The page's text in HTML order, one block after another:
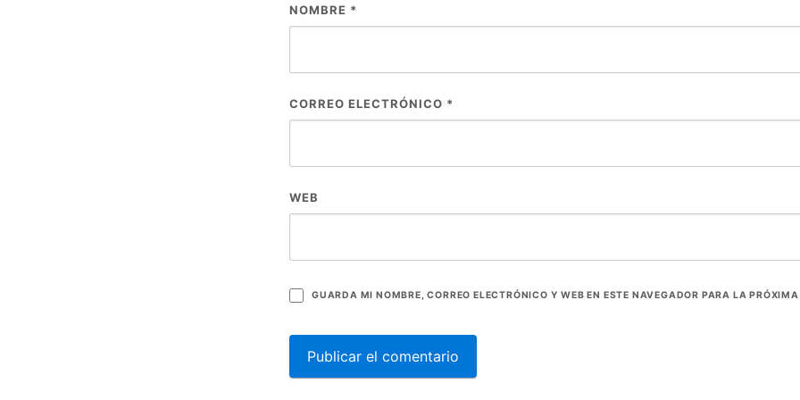
NOMBRE *
CORREO ELECTRÓNICO *
WEB
GUARDA MI NOMBRE, CORREO ELECTRÓNICO Y WEB EN ESTE NAVEGADOR PARA LA